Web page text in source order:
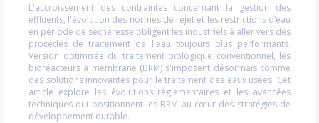
L'accroissement des contraintes concernant la gestion des
effluents, l'évolution des normes de rejet et les restrictions d’eau
en période de sécheresse obligent les industriels à aller vers des
procédés de traitement de l'eau toujours plus performants.
Version optimisée du traitement biologique conventionnel, les
bioréacteurs à membrane (BRM) s'imposent désormais comme
des solutions innovantes pour le traitement des eaux usées. Cet
article explore les évolutions réglementaires et les avancées
techniques qui positionnent les BRM au cœur des stratégies de
développement durable.